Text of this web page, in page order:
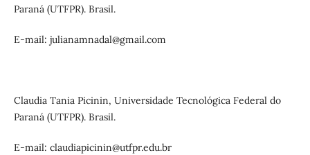
Paraná (UTFPR). Brasil.
E-mail: julianamnadal@gmail.com
Claudia Tania Picinin, Universidade Tecnológica Federal do
Paraná (UTFPR). Brasil.
E-mail: claudiapicinin@utfpr.edu.br